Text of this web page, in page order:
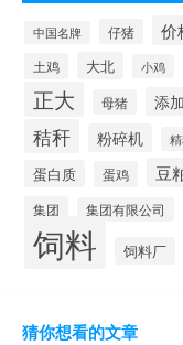
中国名牌 仔猪 价
土鸡 大北 小鸡
正大 母猪 添
秸秆 粉碎机
蛋白质 蛋鸡 豆
集团 集团有限公司
饲料 饲料厂
猜你想看的文章